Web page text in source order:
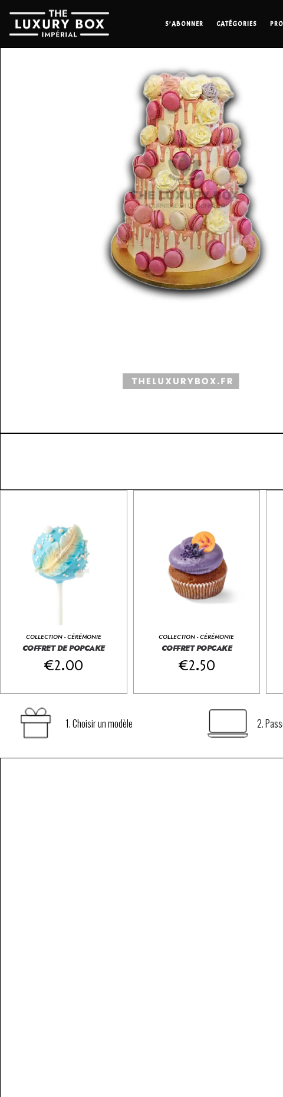
S’ABONNER CATÉGORIES
COLLECTION - CÉRÉMONIE
COFFRET DE POPCAKE
€2.00
COLLECTION - CÉRÉMONIE
COFFRET POPCAKE
€2.50
Layer Cake Box

Layer Cake Box
 
1. Choisir un modèle 2.